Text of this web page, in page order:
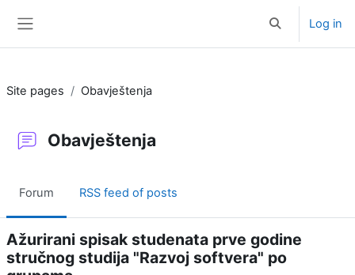
Toggle search
Log in
Site pages Obavještenja
Obavještenja
Forum RSS feed of posts
Ažurirani spisak studenata prve godine
stručnog studija "Razvoj softvera" po